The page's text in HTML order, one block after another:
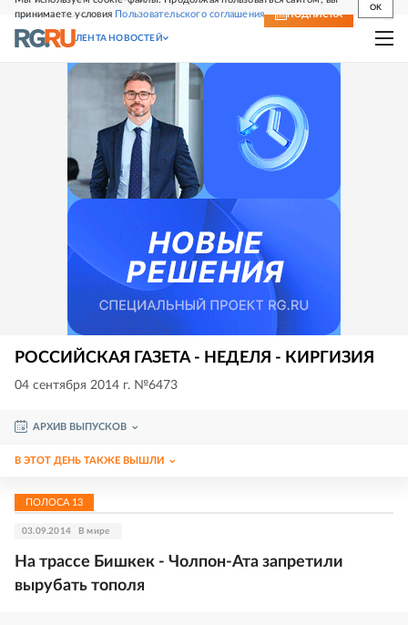
принимаете условия Пользовательского соглашения
OK
СВЕЖИЙ НОМЕР ПОДПИСКА
ЛЕНТА НОВОСТЕЙ
РОССИЙСКАЯ ГАЗЕТА - НЕДЕЛЯ - КИРГИЗИЯ
04 сентября 2014 г. №6473
АРХИВ ВЫПУСКОВ
В ЭТОТ ДЕНЬ ТАКЖЕ ВЫШЛИ
ПОЛОСА 13
03.09.2014 В мире
На трассе Бишкек - Чолпон-Ата запретили
вырубать тополя